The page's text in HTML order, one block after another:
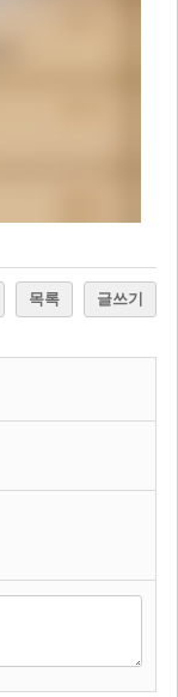
목록 글쓰기